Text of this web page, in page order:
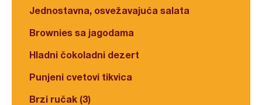
Jednostavna, osvežavajuća salata
Brownies sa jagodama
Hladni čokoladni dezert
Punjeni cvetovi tikvica
Brzi ručak (3)